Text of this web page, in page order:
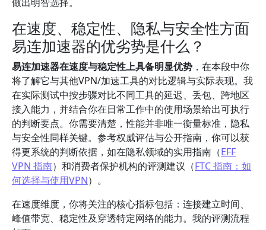
在速度、稳定性、隐私与安全性方面
易连加速器的优劣势是什么？
易连加速器在速度与稳定性上具备明显优势 ，在本段中你
将了解它与其他VPN/加速工具的对比逻辑与实际表现。我
在实际测试中按步骤对比不同工具的延迟、丢包、跨地区
接入能力，并结合你在日常工作中的使用场景给出可执行
的判断要点。你需要清楚，性能并非唯一衡量标准，隐私
与安全性同样关键。参考权威评估与公开指南，你可以获
得更系统的判断依据，如在隐私领域的实用指南（EFF
VPN 指南）和消费者保护机构的评测建议（FTC 指南：如
何选择与使用VPN）。
在速度维度，你将关注的核心指标包括：连接建立时间、
峰值带宽、稳定性及穿透特定网络的能力。我的评测流程